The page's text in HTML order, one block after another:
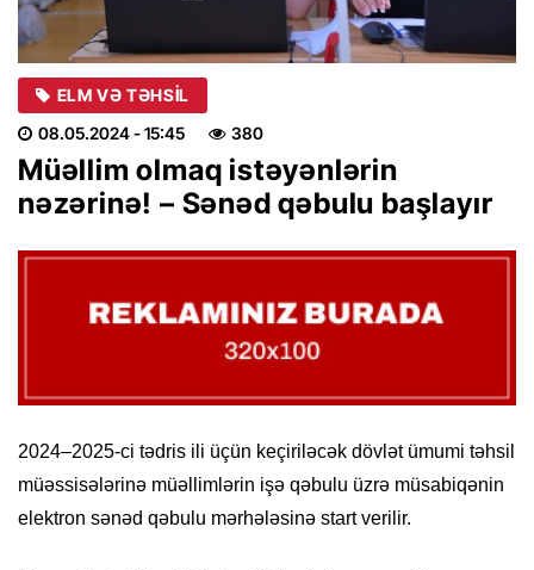
ELM VƏ TƏHSIL
08.05.2024- 15:45 380
Müəllim olmaq istəyənlərin
nəzərinə! – Sənəd qəbulu başlayır
2024–2025-ci tədris ili üçün keçiriləcək dövlət ümumi təhsil
müəssisələrinə müəllimlərin işə qəbulu üzrə müsabiqənin
elektron sənəd qəbulu mərhələsinə start verilir.